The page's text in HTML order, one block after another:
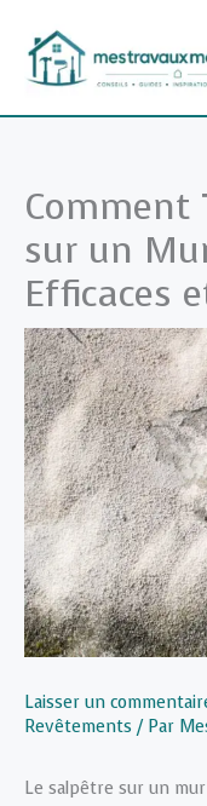
contenu
Comment
sur un
Efficaces
Laisser un
Revêtements / Par
Le salpêtre sur un